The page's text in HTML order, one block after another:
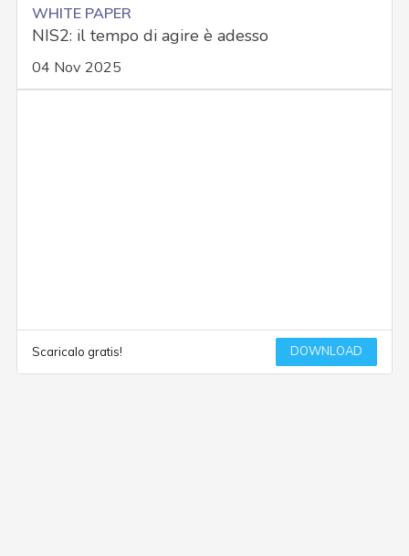
WHITE PAPER
NIS2: il tempo di agire è adesso
04 Nov 2025
Scaricalo gratis! DOWNLOAD